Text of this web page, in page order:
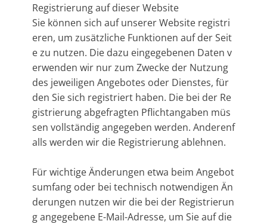
Registrierung auf dieser Website
Sie können sich auf unserer Website registri
eren, um zusätzliche Funktionen auf der Seit
e zu nutzen. Die dazu eingegebenen Daten v
erwenden wir nur zum Zwecke der Nutzung
des jeweiligen Angebotes oder Dienstes, für
den Sie sich registriert haben. Die bei der Re
gistrierung abgefragten Pflichtangaben müs
sen vollständig angegeben werden. Anderenf
alls werden wir die Registrierung ablehnen.
Für wichtige Änderungen etwa beim Angebot
sumfang oder bei technisch notwendigen Än
derungen nutzen wir die bei der Registrierun
g angegebene E-Mail-Adresse, um Sie auf die